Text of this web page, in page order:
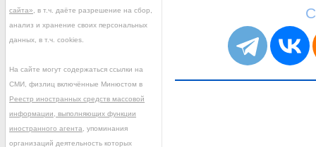
сайта» , в т.ч. даёте разрешение на сбор,
анализ и хранение своих персональных
данных, в т.ч. cookies.
На сайте могут содержаться ссылки на
СМИ, физлиц включённые Минюстом в
Реестр иностранных средств массовой
информации, выполняющих функции
иностранного агента , упоминания
организаций деятельность которых